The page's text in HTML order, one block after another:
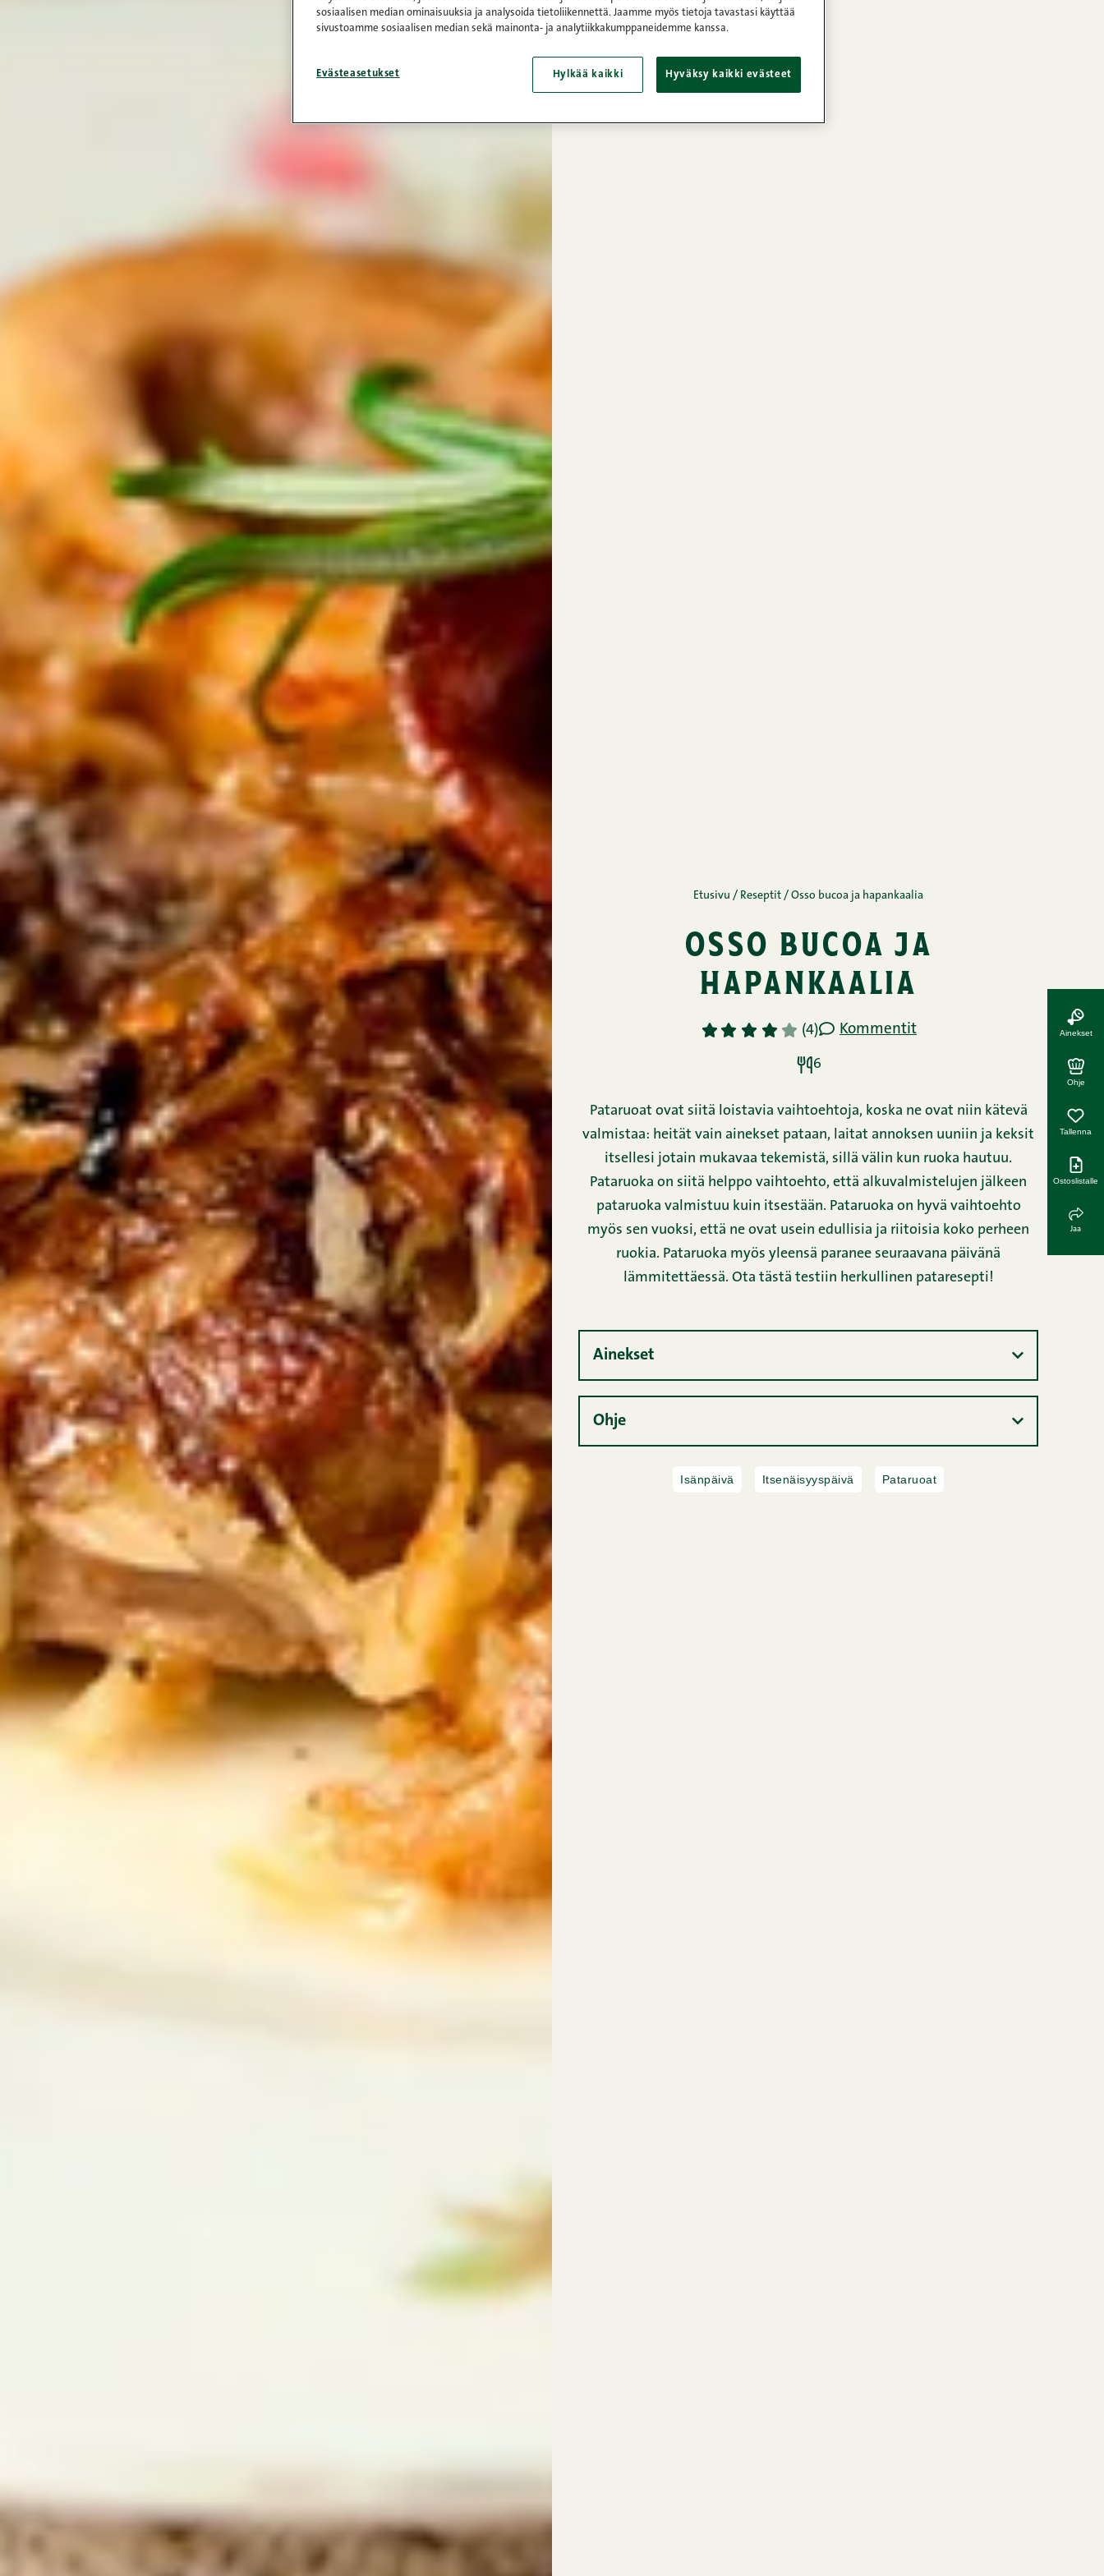
Etusivu / Reseptit / Osso bucoa ja hapankaalia
osso bucoa ja
hapankaalia
1 2 3 4 5 (4) Kommentit
6
Pataruoat ovat siitä loistavia vaihtoehtoja, koska ne ovat niin kätevä
valmistaa: heität vain ainekset pataan, laitat annoksen uuniin ja keksit
itsellesi jotain mukavaa tekemistä, sillä välin kun ruoka hautuu.
Pataruoka on siitä helppo vaihtoehto, että alkuvalmistelujen jälkeen
pataruoka valmistuu kuin itsestään. Pataruoka on hyvä vaihtoehto
myös sen vuoksi, että ne ovat usein edullisia ja riitoisia koko perheen
ruokia. Pataruoka myös yleensä paranee seuraavana päivänä
lämmitettäessä. Ota tästä testiin herkullinen pataresepti!
Ainekset
Ohje
Isänpäivä Itsenäisyyspäivä Pataruoat
Ainekset
Ohje
Tallenna
Ostoslistalle
Jaa
sosiaalisen median ominaisuuksia ja analysoida tietoliikennettä. Jaamme myös tietoja tavastasi käyttää
sivustoamme sosiaalisen median sekä mainonta- ja analytiikkakumppaneidemme kanssa.
Evästeasetukset Hylkää kaikki Hyväksy kaikki evästeet